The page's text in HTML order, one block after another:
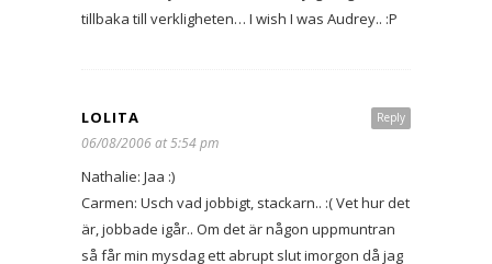
tillbaka till verkligheten… I wish I was Audrey.. :P
Reply
LOLITA
06/08/2006 at 5:54 pm
Nathalie: Jaa :)
Carmen: Usch vad jobbigt, stackarn.. :( Vet hur det
är, jobbade igår.. Om det är någon uppmuntran
så får min mysdag ett abrupt slut imorgon då jag